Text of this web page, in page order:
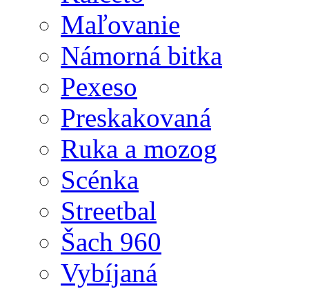
Maľovanie
Námorná bitka
Pexeso
Preskakovaná
Ruka a mozog
Scénka
Streetbal
Šach 960
Vybíjaná